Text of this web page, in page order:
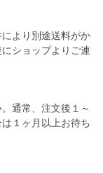
より別途送料がか
ショップよりご連
通常、注文後１～
１ヶ月以上お待ち